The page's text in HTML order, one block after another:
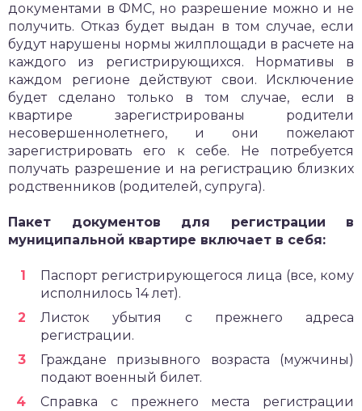
документами в ФМС, но разрешение можно и не
получить. Отказ будет выдан в том случае, если
будут нарушены нормы жилплощади в расчете на
каждого из регистрирующихся. Нормативы в
каждом регионе действуют свои. Исключение
будет сделано только в том случае, если в
квартире зарегистрированы родители
несовершеннолетнего, и они пожелают
зарегистрировать его к себе. Не потребуется
получать разрешение и на регистрацию близких
родственников (родителей, супруга).
Пакет документов для регистрации в
муниципальной квартире включает в себя:
Паспорт регистрирующегося лица (все, кому
исполнилось 14 лет).
Листок убытия с прежнего адреса
регистрации.
Граждане призывного возраста (мужчины)
подают военный билет.
Справка с прежнего места регистрации